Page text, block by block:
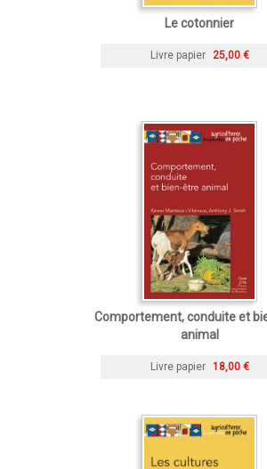
Le cotonnier
Livre papier 25,00 €
Comportement, conduite et
animal
Livre papier 18,00 €